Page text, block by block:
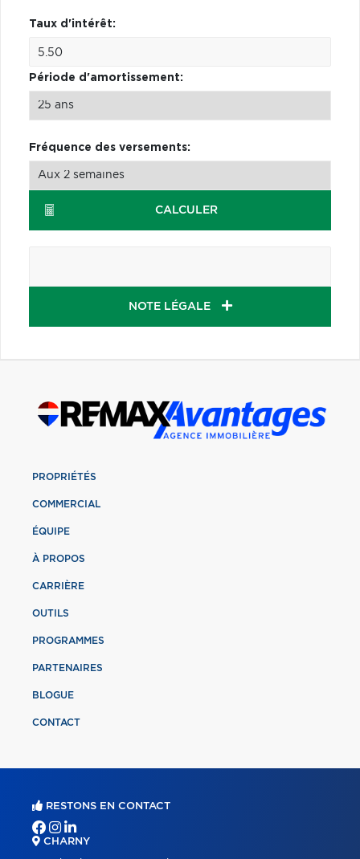
Taux d'intérêt:
Période d'amortissement:
Fréquence des versements:
CALCULER
NOTE LÉGALE
PROPRIÉTÉS
COMMERCIAL
ÉQUIPE
À PROPOS
CARRIÈRE
OUTILS
PROGRAMMES
PARTENAIRES
BLOGUE
CONTACT
RESTONS EN CONTACT
CHARNY